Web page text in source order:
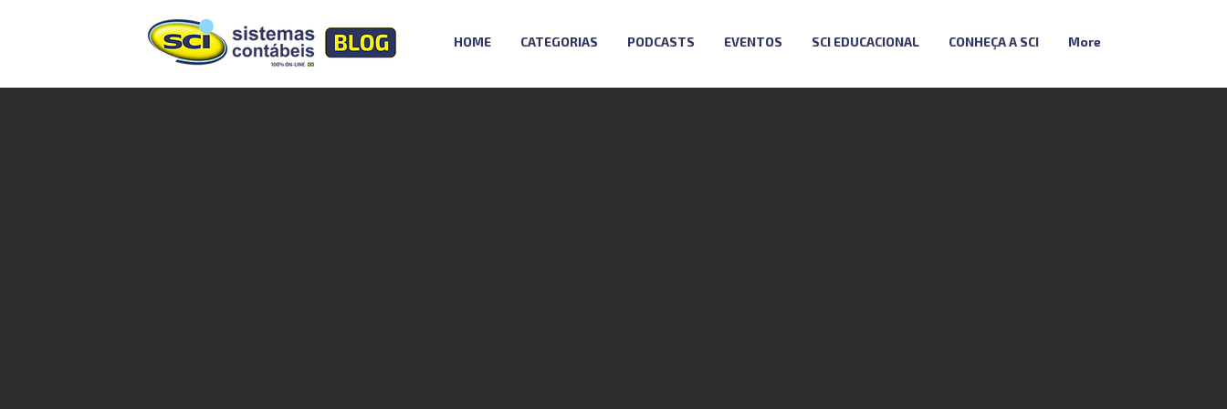
HOME CATEGORIAS PODCASTS EVENTOS SCI EDUCACIONAL CONHEÇA A SCI More